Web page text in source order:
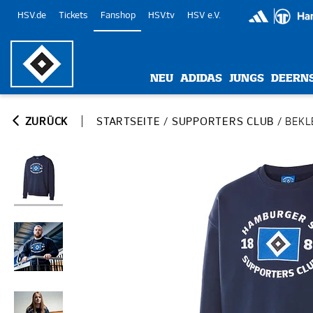
HSV.de Tickets Fanshop HSV.tv HSV e.V.
NEU ADIDAS JUNGS
ZURÜCK STARTSEITE / SUPPORTERS CLUB /